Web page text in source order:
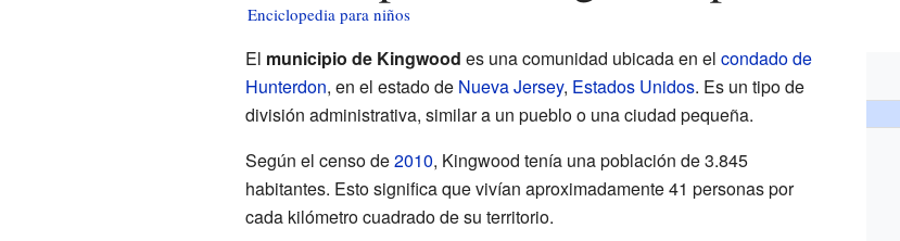
Enciclopedia para niños
El municipio de Kingwood es una comunidad ubicada en el condado de
Hunterdon, en el estado de Nueva Jersey, Estados Unidos. Es un tipo de
división administrativa, similar a un pueblo o una ciudad pequeña.
Según el censo de2010, Kingwood tenía una población de 3.845
habitantes. Esto significa que vivían aproximadamente 41 personas por
cada kilómetro cuadrado de su territorio.